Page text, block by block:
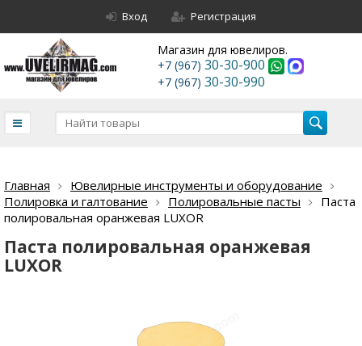
Вход Регистрация
Магазин для ювелиров.
+7 (967) 30-30-900
+7 (967) 30-30-990
Главная
Ювелирные инструменты и оборудование
Полировка и галтование
Полировальные пасты
Паста
полировальная оранжевая LUXOR
Паста полировальная оранжевая
LUXOR